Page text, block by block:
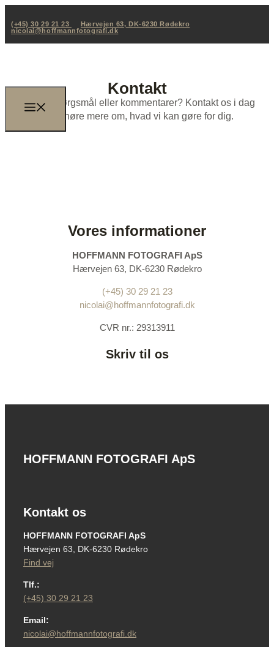
(+45) 30 29 21 23
Hærvejen 63, DK-6230 Rødekro
nicolai@hoffmannfotografi.dk
Kontakt
Har du spørgsmål eller kommentarer? Kontakt os i dag
for at høre mere om, hvad vi kan gøre for dig.
(+45) 30 29 21 23
Vores informationer
HOFFMANN FOTOGRAFI ApS
Hærvejen 63, DK-6230 Rødekro
(+45) 30 29 21 23
nicolai@hoffmannfotografi.dk
CVR nr.: 29313911
Skriv til os
HOFFMANN FOTOGRAFI ApS
Kontakt os
HOFFMANN FOTOGRAFI ApS
Hærvejen 63, DK-6230 Rødekro
Find vej
Tlf.:
(+45) 30 29 21 23
Email:
nicolai@hoffmannfotografi.dk